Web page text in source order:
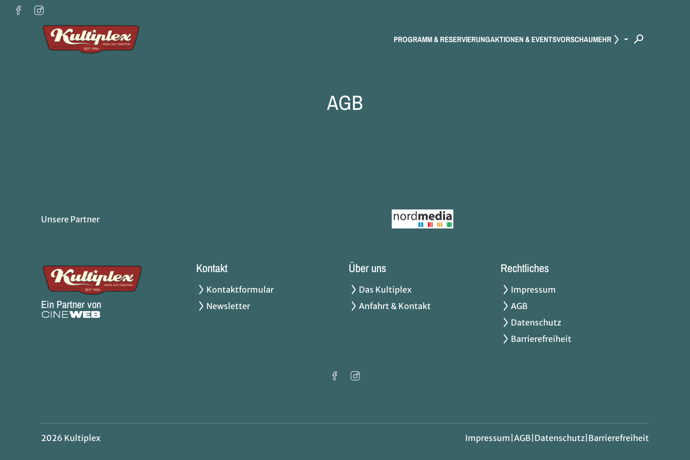
PROGRAMM & RESERVIERUNGAKTIONEN & EVENTSVORSCHAUMEHR
AGB
Unsere Partner
Ein Partner von
Kontakt
Kontaktformular
Newsletter
Über uns
Das Kultiplex
Anfahrt & Kontakt
Rechtliches
Impressum
AGB
Datenschutz
Barrierefreiheit
2026 Kultiplex Impressum AGB Datenschutz Barrierefreiheit